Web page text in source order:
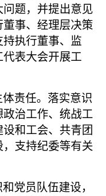
题，并提出意见
事、经理层决策
执行董事、监
表大会开展工
体责任。落实意识
治工作、统战工
和工会、共青团
支持纪委等有关
党员队伍建设，